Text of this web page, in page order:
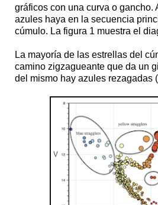
gráficos con una curva o gancho.
azules haya en la secuencia
cúmulo. La figura 1 muestra el
La mayoría de las estrellas del
camino zigzagueante que da un
del mismo hay azules rezagadas